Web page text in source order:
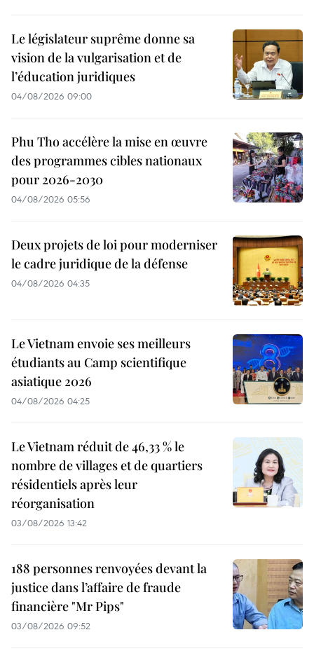
Le législateur suprême donne sa
vision de la vulgarisation et de
l’éducation juridiques
04/08/2026 09:00
Phu Tho accélère la mise en œuvre
des programmes cibles nationaux
pour 2026-2030
04/08/2026 05:56
Deux projets de loi pour moderniser
le cadre juridique de la défense
04/08/2026 04:35
Le Vietnam envoie ses meilleurs
étudiants au Camp scientifique
asiatique 2026
04/08/2026 04:25
Le Vietnam réduit de 46,33 % le
nombre de villages et de quartiers
résidentiels après leur
réorganisation
03/08/2026 13:42
188 personnes renvoyées devant la
justice dans l’affaire de fraude
financière "Mr Pips"
03/08/2026 09:52